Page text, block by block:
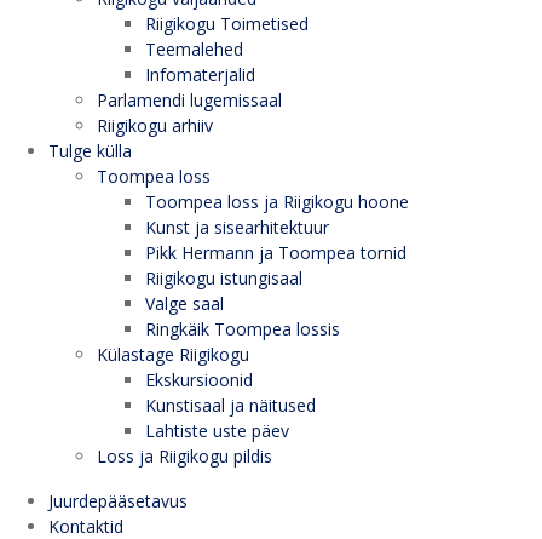
Riigikogu Toimetised
Teemalehed
Infomaterjalid
Parlamendi lugemissaal
Riigikogu arhiiv
Tulge külla
Toompea loss
Toompea loss ja Riigikogu hoone
Kunst ja sisearhitektuur
Pikk Hermann ja Toompea tornid
Riigikogu istungisaal
Valge saal
Ringkäik Toompea lossis
Külastage Riigikogu
Ekskursioonid
Kunstisaal ja näitused
Lahtiste uste päev
Loss ja Riigikogu pildis
Juurdepääsetavus
Kontaktid